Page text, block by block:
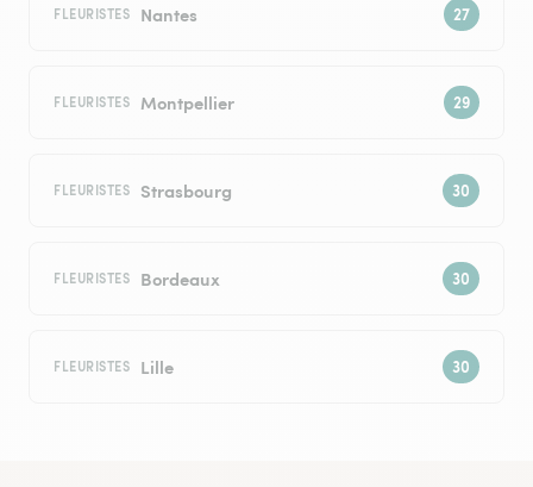
FLEURISTES Nantes
FLEURISTES Montpellier
FLEURISTES Strasbourg
FLEURISTES Bordeaux
FLEURISTES Lille